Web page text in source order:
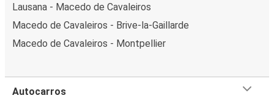
Lausana - Macedo de Cavaleiros
Macedo de Cavaleiros - Brive-la-Gaillarde
Macedo de Cavaleiros - Montpellier
Autocarros